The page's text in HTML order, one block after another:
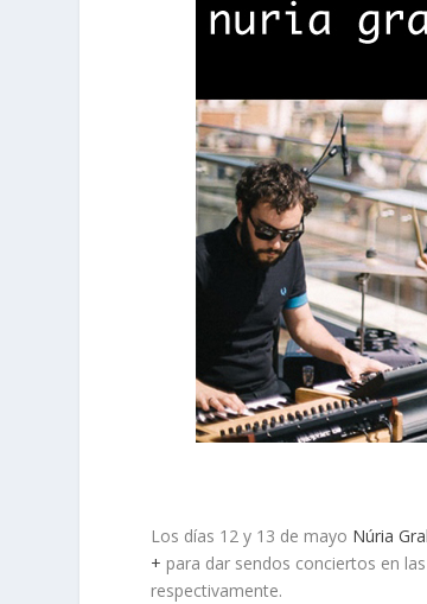
Los días 12 y 13 de mayo Núria
+ para dar sendos conciertos en
respectivamente.